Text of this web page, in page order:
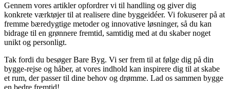
Gennem vores artikler opfordrer vi til handling og giver dig
konkrete værktøjer til at realisere dine byggeidéer. Vi fokuserer på at
fremme bæredygtige metoder og innovative løsninger, så du kan
bidrage til en grønnere fremtid, samtidig med at du skaber noget
unikt og personligt.
Tak fordi du besøger Bare Byg. Vi ser frem til at følge dig på din
bygge-rejse og håber, at vores indhold kan inspirere dig til at skabe
et rum, der passer til dine behov og drømme. Lad os sammen bygge
en bedre fremtid!